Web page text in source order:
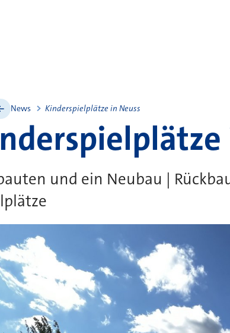
News Kinderspielplätze in Neuss
und ein Neubau |